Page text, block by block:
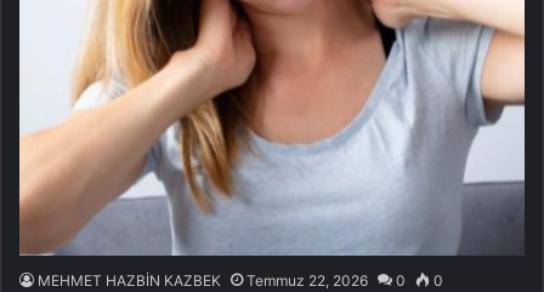
MEHMET HAZBİN KAZBEK Temmuz 22, 2026 0 0